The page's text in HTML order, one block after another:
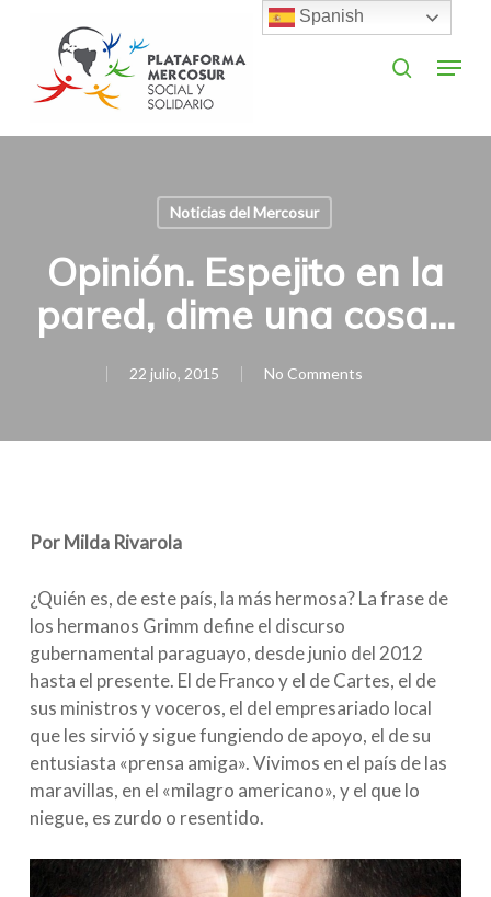
content
Menu
Noticias del Mercosur
Opinión. Espejito en la
pared, dime una cosa…
22 julio, 2015 No Comments
Por Milda Rivarola
¿Quién es, de este país, la más hermosa? La frase de
los hermanos Grimm define el discurso
gubernamental paraguayo, desde junio del 2012
hasta el presente. El de Franco y el de Cartes, el de
sus ministros y voceros, el del empresariado local
que les sirvió y sigue fungiendo de apoyo, el de su
entusiasta «prensa amiga». Vivimos en el país de las
maravillas, en el «milagro americano», y el que lo
niegue, es zurdo o resentido.
Close
Spanish